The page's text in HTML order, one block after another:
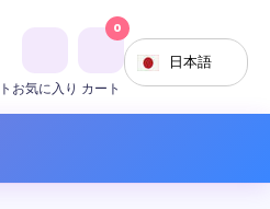
お気に入り カート
0
日本語